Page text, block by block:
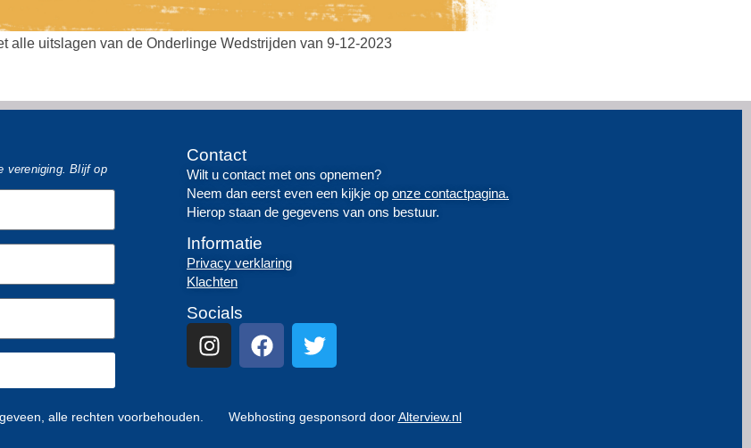
alle uitslagen van de Onderlinge Wedstrijden van 9-12-2023
vereniging. Blijf op
Contact
Wilt u contact met ons opnemen?
Neem dan eerst even een kijkje op onze contactpagina.
Hierop staan de gegevens van ons bestuur.
Informatie
Privacy verklaring
Klachten
Socials
alle rechten voorbehouden. Webhosting gesponsord doorAlterview.nl